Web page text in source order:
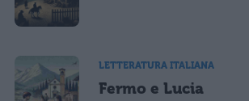
LETTERATURA ITALIANA
Fermo e Lucia